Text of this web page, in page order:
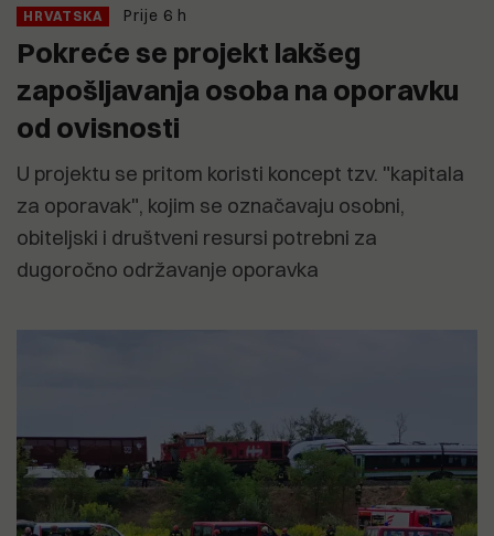
HRVATSKA Prije 6 h
Pokreće se projekt lakšeg
zapošljavanja osoba na oporavku
od ovisnosti
U projektu se pritom koristi koncept tzv. "kapitala
za oporavak", kojim se označavaju osobni,
obiteljski i društveni resursi potrebni za
dugoročno održavanje oporavka